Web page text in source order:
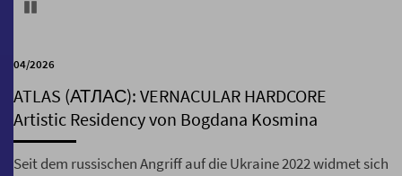
04/2026
ATLAS (АТЛАС): VERNACULAR HARDCORE
Artistic Residency von Bogdana Kosmina
Seit dem russischen Angriff auf die Ukraine 2022 widmet sich